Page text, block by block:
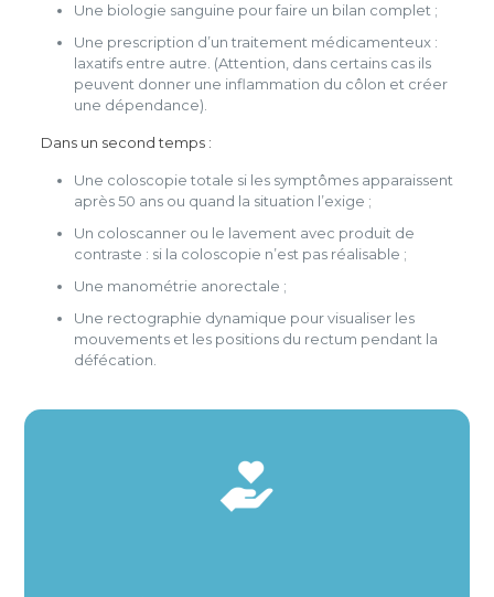
Une biologie sanguine pour faire un bilan complet ;
Une prescription d’un traitement médicamenteux :
laxatifs entre autre. (Attention, dans certains cas ils
peuvent donner une inflammation du côlon et créer
une dépendance).
Dans un second temps :
Une coloscopie totale si les symptômes apparaissent
après 50 ans ou quand la situation l’exige ;
Un coloscanner ou le lavement avec produit de
contraste : si la coloscopie n’est pas réalisable ;
Une manométrie anorectale ;
Une rectographie dynamique pour visualiser les
mouvements et les positions du rectum pendant la
défécation.